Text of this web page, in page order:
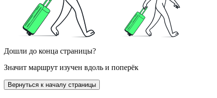
Дошли до конца страницы?
Значит маршрут изучен вдоль и поперёк
Вернуться к началу страницы